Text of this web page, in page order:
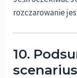
rozczarowanie
10.